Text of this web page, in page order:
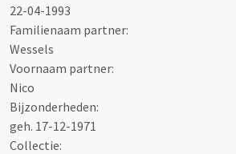
22-04-1993
Familienaam partner:
Wessels
Voornaam partner:
Nico
Bijzonderheden:
geh. 17-12-1971
Collectie: